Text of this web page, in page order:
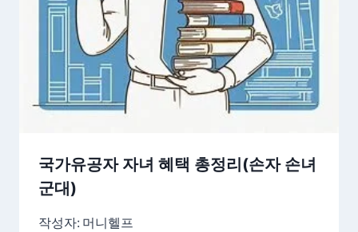
국가유공자 자녀 혜택 총정리(손자 손녀
군대)
작성자: 머니헬프